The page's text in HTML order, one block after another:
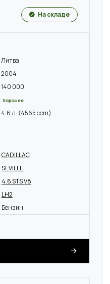
На складе
Литва
2004
140 000
Хорошее
4.6 л. (4565 ccm)
CADILLAC
SEVILLE
4.6 STS V8
LH2
Бензин